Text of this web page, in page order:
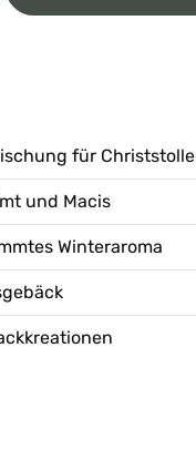
für
und Macis
Winteraroma